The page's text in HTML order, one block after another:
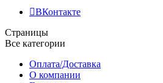
ВКонтакте
Страницы
Все категории
Оплата/Доставка
О компании